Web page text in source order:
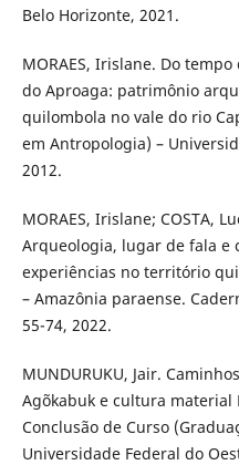
Belo Horizonte, 2021.
MORAES, Irislane. Do
do Aproaga: patrimônio
quilombola no vale do rio
em Antropologia) –
2012.
MORAES, Irislane; COSTA,
Arqueologia, lugar de fala e
experiências no território
– Amazônia paraense.
55-74, 2022.
MUNDURUKU, Jair.
Agõkabuk e cultura
Conclusão de Curso
Universidade Federal do